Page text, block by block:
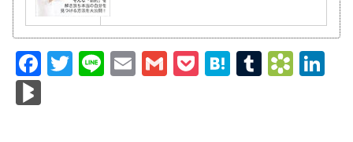
F
T
Li
E
G
P
H
T
B